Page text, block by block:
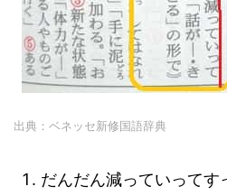
出典：ベネッセ新修国語辞典
だんだん減っていってす